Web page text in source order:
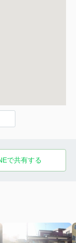
で共有する